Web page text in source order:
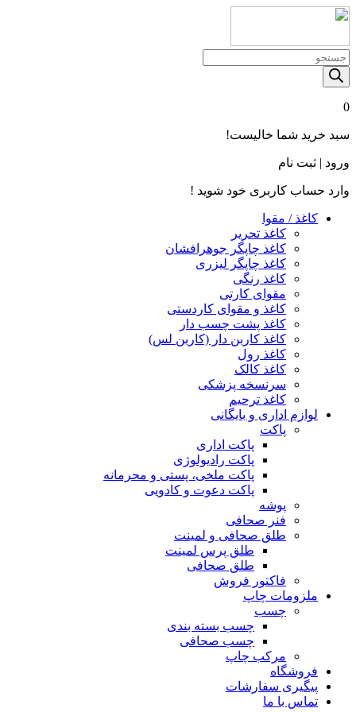
Products
search
0
سبد خرید شما خالیست!
ورود | ثبت نام
وارد حساب کاربری خود شوید !
کاغذ / مقوا
کاغذ تحریر
کاغذ چاپگر جوهرافشان
کاغذ چاپگر لیزری
کاغذ رنگی
مقوای کارتی
کاغذ و مقوای کاردستی
کاغذ پشت چسب‌ دار
کاغذ کاربن‌ دار (کاربن‌ لس)
کاغذ رول
کاغذ کالک
سرنسخه پزشکی
کاغذ ترحیم
لوازم اداری و بایگانی
پاکت
پاکت اداری
پاکت رادیولوژی
پاکت ملخی، پستی و محرمانه
پاکت دعوت و کادویی
پوشه
فنر صحافی
طلق صحافی و لمینت
طلق پرس لمینت
طلق صحافی
فاکتور فروش
ملزومات چاپ
چسب
چسب بسته بندی
چسب صحافی
مرکب چاپ
فروشگاه
پیگیری سفارشات
تماس با ما